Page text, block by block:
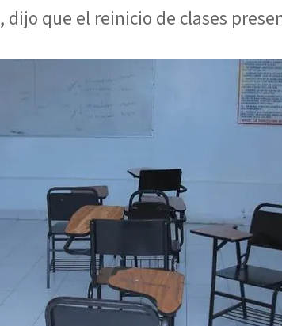
que el reinicio de clases